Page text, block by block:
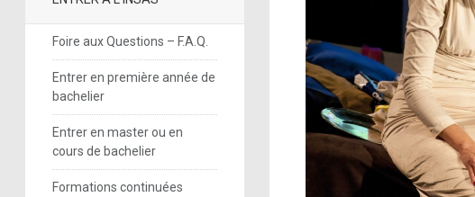
Foire aux Questions – F.A.Q.
Entrer en première année de
bachelier
Entrer en master ou en
cours de bachelier
Formations continuées